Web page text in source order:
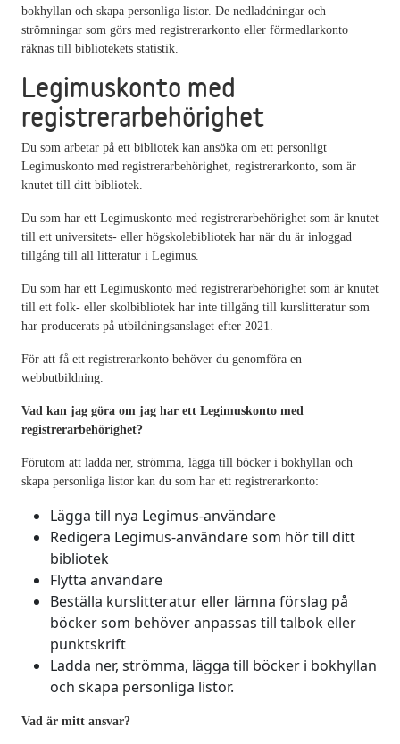
bokhyllan och skapa personliga listor. De nedladdningar och
strömningar som görs med registrerarkonto eller förmedlarkonto
räknas till bibliotekets statistik.
Legimuskonto med
registrerarbehörighet
Du som arbetar på ett bibliotek kan ansöka om ett personligt
Legimuskonto med registrerarbehörighet, registrerarkonto, som är
knutet till ditt bibliotek.
Du som har ett Legimuskonto med registrerarbehörighet som är knutet
till ett universitets- eller högskolebibliotek har när du är inloggad
tillgång till all litteratur i Legimus.
Du som har ett Legimuskonto med registrerarbehörighet som är knutet
till ett folk- eller skolbibliotek har inte tillgång till kurslitteratur som
har producerats på utbildningsanslaget efter 2021.
För att få ett registrerarkonto behöver du genomföra en
webbutbildning.
Vad kan jag göra om jag har ett Legimuskonto med
registrerarbehörighet?
Förutom att ladda ner, strömma, lägga till böcker i bokhyllan och
skapa personliga listor kan du som har ett registrerarkonto:
Lägga till nya Legimus-användare
Redigera Legimus-användare som hör till ditt
bibliotek
Flytta användare
Beställa kurslitteratur eller lämna förslag på
böcker som behöver anpassas till talbok eller
punktskrift
Ladda ner, strömma, lägga till böcker i bokhyllan
och skapa personliga listor.
Vad är mitt ansvar?